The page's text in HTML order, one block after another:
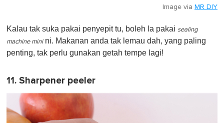
Image via MR DIY
Kalau tak suka pakai penyepit tu, boleh la pakai sealing
machine minini. Makanan anda tak lemau dah, yang paling
penting, tak perlu gunakan getah tempe lagi!
11. Sharpener peeler